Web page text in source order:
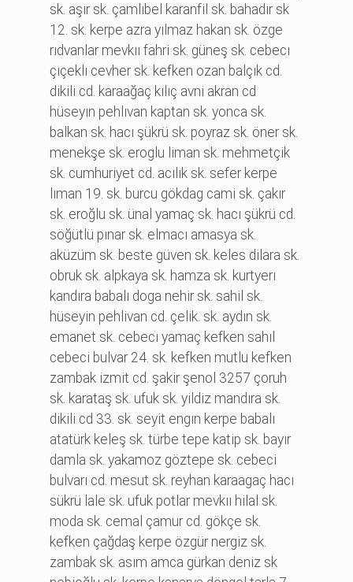
sk. aşır sk. çamlıbel karanfi̇l sk. bahadır sk
12. sk. kerpe azra yılmaz hakan sk. özge
rıdvanlar mevkıı fahri̇ sk. güneş sk. cebecı
çıçeklı cevher sk. kefken ozan balçık cd.
di̇ki̇li̇ cd. karaağaç kılıç avni̇ akran cd
hüseyın pehlıvan kaptan sk. yonca sk.
balkan sk. hacı şükrü sk. poyraz sk. öner sk.
menekşe sk. eroglu li̇man sk. mehmetçi̇k
sk. cumhuri̇yet cd. acılık sk. sefer kerpe
lıman 19. sk. burcu gökdag cami̇ sk. çakır
sk. eroğlu sk. ünal yamaç sk. hacı şükrü cd.
söğütlü pınar sk. elmacı amasya sk.
aküzüm sk. beste güven sk. keles di̇lara sk.
obruk sk. alpkaya sk. hamza sk. kurtyerı
kandıra babalı doga nehi̇r sk. sahi̇l sk.
hüseyi̇n pehli̇van cd. çeli̇k. sk. aydın sk.
emanet sk. cebecı yamaç kefken sahıl
cebeci̇ bulvar 24. sk. kefken mutlu kefken
zambak i̇zmi̇t cd. şaki̇r şenol 3257 çoruh
sk. karataş sk. ufuk sk. yi̇ldi̇z mandıra sk.
di̇ki̇li̇ cd 33. sk. seyi̇t engın kerpe babalı
atatürk keleş sk. türbe tepe kati̇p sk. bayır
damla sk. yakamoz göztepe sk. cebeci̇
bulvarı cd. mesut sk. reyhan karaagaç hacı
sükrü lale sk. ufuk potlar mevkıı hi̇lal sk.
moda sk. cemal çamur cd. gökçe sk.
kefken çağdaş kerpe özgür nergi̇z sk.
zambak sk. asım amca gürkan deni̇z sk